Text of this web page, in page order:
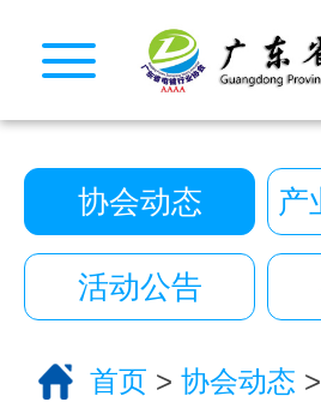
协会动态
活动公告
首页 > 协会动态 >
CopyRight © 2026 广东省
一键拨号
CopyRight 2026 All Right
10222390号
技术支持:艾迪品牌策划
服务分类